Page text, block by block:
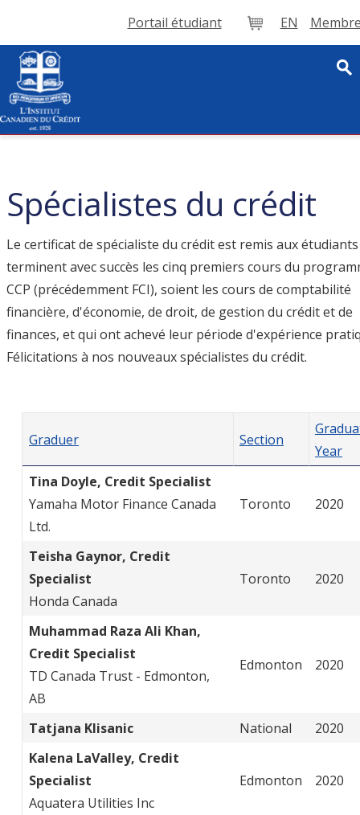
Portail étudiant Panier
EN
Spécialistes du crédit
Le certificat de spécialiste du crédit est remis aux
terminent avec succès les cinq premiers cours du
CCP (précédemment FCI), soient les cours de comptabilité
financière, d'économie, de droit, de gestion du crédit et de
finances, et qui ont achevé leur période d'expérience
Félicitations à nos nouveaux spécialistes du crédit.
Graduer Section
Year
Tina Doyle, Credit Specialist
Yamaha Motor Finance Canada
Ltd.
Toronto 2020
Teisha Gaynor, Credit
Specialist
Honda Canada
Toronto 2020
Muhammad Raza Ali Khan,
Credit Specialist
TD Canada Trust - Edmonton,
AB
Edmonton 2020
Tatjana Klisanic National
2020
Kalena LaValley, Credit
Specialist
Aquatera Utilities Inc
Edmonton 2020